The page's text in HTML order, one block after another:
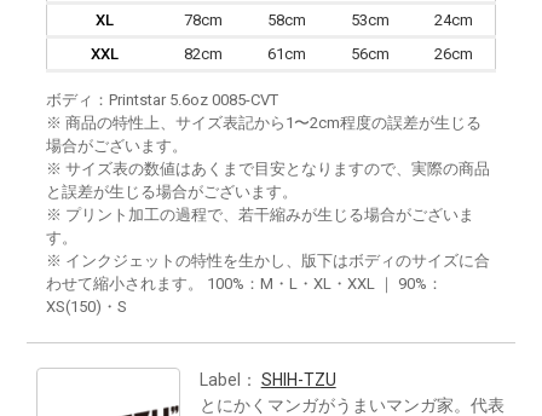
XL
78cm 58cm 53cm
24cm
XXL
82cm 61cm 56cm 26cm
ボディ：Printstar 5.6oz 0085-CVT
※ 商品の特性上、サイズ表記から1〜2cm程度の誤差が生じる
場合がございます。
※ サイズ表の数値はあくまで目安となりますので、実際の商品
と誤差が生じる場合がございます。
※ プリント加工の過程で、若干縮みが生じる場合がございま
す。
※ インクジェットの特性を生かし、版下はボディのサイズに合
わせて縮小されます。 100%：M・L・XL・XXL ｜ 90%：
XS(150)・S
Label： SHIH-TZU
とにかくマンガがうまいマンガ家。代表